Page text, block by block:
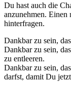
Du hast auch die
anzunehmen. Einen
hinterfragen.
Dankbar zu sein,
Dankbar zu sein,
zu entleeren.
Dankbar zu sein,
darfst, damit Du